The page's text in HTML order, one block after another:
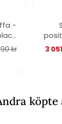
-
kr 3
köpte